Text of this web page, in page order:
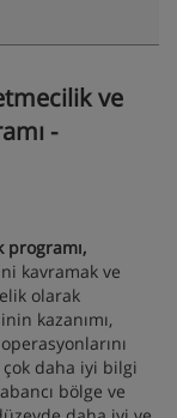
ve
-
programı,
kavramak ve
olarak
kazanımı,
daha iyi bilgi
bölge ve